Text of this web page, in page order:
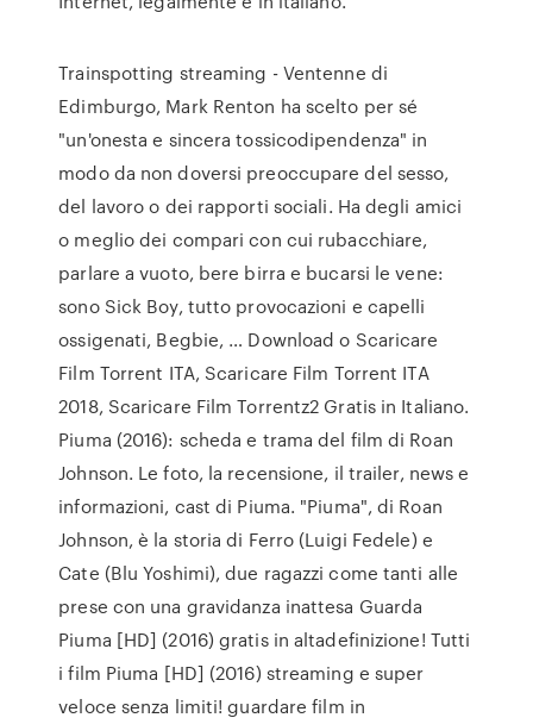
Trainspotting streaming - Ventenne di
Edimburgo, Mark Renton ha scelto per sé
"un'onesta e sincera tossicodipendenza" in
modo da non doversi preoccupare del sesso,
del lavoro o dei rapporti sociali. Ha degli amici
o meglio dei compari con cui rubacchiare,
parlare a vuoto, bere birra e bucarsi le vene:
sono Sick Boy, tutto provocazioni e capelli
ossigenati, Begbie, … Download o Scaricare
Film Torrent ITA, Scaricare Film Torrent ITA
2018, Scaricare Film Torrentz2 Gratis in Italiano.
Piuma (2016): scheda e trama del film di Roan
Johnson. Le foto, la recensione, il trailer, news e
informazioni, cast di Piuma. "Piuma", di Roan
Johnson, è la storia di Ferro (Luigi Fedele) e
Cate (Blu Yoshimi), due ragazzi come tanti alle
prese con una gravidanza inattesa Guarda
Piuma [HD] (2016) gratis in altadefinizione! Tutti
i film Piuma [HD] (2016) streaming e super
veloce senza limiti! guardare film in